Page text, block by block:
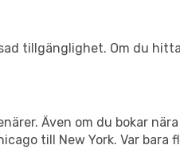
tillgänglighet. Om du
Även om du bokar
till New York. Var bara